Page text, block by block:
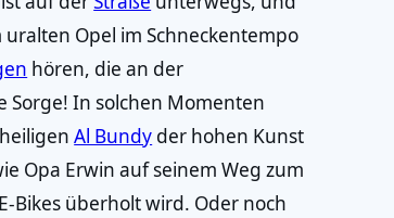
Opel im Schneckentempo
hören, die an der
Sorge! In solchen Momenten
Al Bundy der hohen Kunst
Opa Erwin auf seinem Weg zum
Bikes überholt wird. Oder noch